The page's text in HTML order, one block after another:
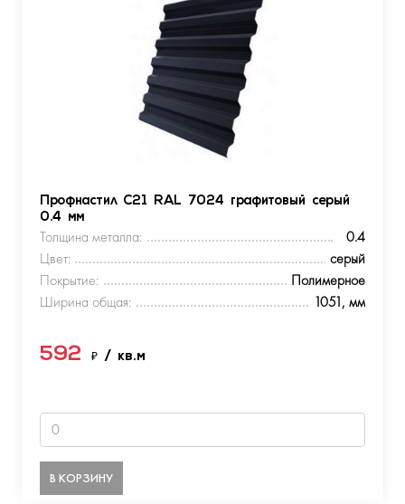
Профнастил С21 RAL 7024 графитовый серый
0.4 мм
Толщина металла:
0.4
Цвет:
серый
Покрытие:
Полимерное
Ширина общая:
1051, мм
592 ₽ / кв.м
В КОРЗИНУ